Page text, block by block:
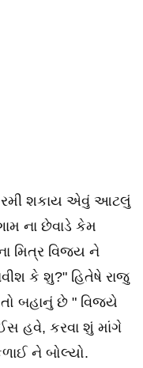
રમી શકાય એવું આટલું
ના છેવાડે કેમ
મિત્ર વિજય ને
કે શુ?" હિતેષે રાજુ
તો બહાનું છે " વિજયે
હવે, કરવા શું માંગે
ને બોલ્યો.